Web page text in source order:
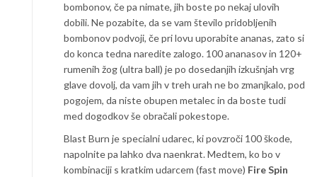
bombonov, če pa nimate, jih boste po nekaj ulovih
dobili. Ne pozabite, da se vam število pridobljenih
bombonov podvoji, če pri lovu uporabite ananas, zato si
do konca tedna naredite zalogo. 100 ananasov in 120+
rumenih žog (ultra ball) je po dosedanjih izkušnjah vrg
glave dovolj, da vam jih v treh urah ne bo zmanjkalo, pod
pogojem, da niste obupen metalec in da boste tudi
med dogodkov še obračali pokestope.
Blast Burn je specialni udarec, ki povzroči 100 škode,
napolnite pa lahko dva naenkrat. Medtem, ko bo v
kombinaciji s kratkim udarcem (fast move) Fire Spin